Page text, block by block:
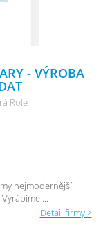
- VÝROBA
Role
nejmodernější
...
Detail firmy >